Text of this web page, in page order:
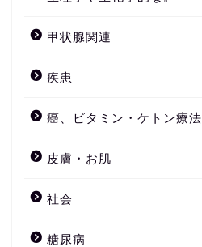
甲状腺関連
疾患
癌、ビタミン・ケトン療法
皮膚・お肌
社会
糖尿病